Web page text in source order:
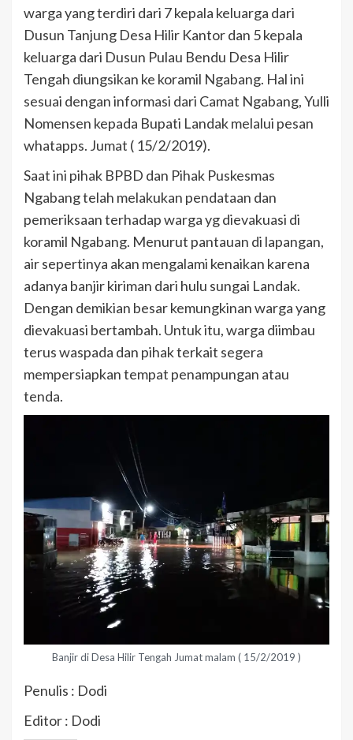
warga yang terdiri dari 7 kepala keluarga dari
Dusun Tanjung Desa Hilir Kantor dan 5 kepala
keluarga dari Dusun Pulau Bendu Desa Hilir
Tengah diungsikan ke koramil Ngabang. Hal ini
sesuai dengan informasi dari Camat Ngabang, Yulli
Nomensen kepada Bupati Landak melalui pesan
whatapps. Jumat ( 15/2/2019).
Saat ini pihak BPBD dan Pihak Puskesmas
Ngabang telah melakukan pendataan dan
pemeriksaan terhadap warga yg dievakuasi di
koramil Ngabang. Menurut pantauan di lapangan,
air sepertinya akan mengalami kenaikan karena
adanya banjir kiriman dari hulu sungai Landak.
Dengan demikian besar kemungkinan warga yang
dievakuasi bertambah. Untuk itu, warga diimbau
terus waspada dan pihak terkait segera
mempersiapkan tempat penampungan atau
tenda.
Banjir di Desa Hilir Tengah Jumat malam ( 15/2/2019 )
Penulis : Dodi
Editor : Dodi